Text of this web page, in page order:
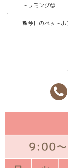
トリミング😊
🐕今日のペットホ